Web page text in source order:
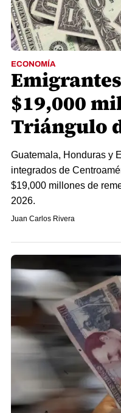
ECONOMÍA
$19,000
Triángulo
Guatemala, Honduras y
integrados de
$19,000 millones de
2026.
Juan Carlos Rivera